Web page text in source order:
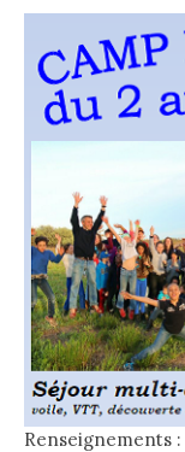
Renseignements :